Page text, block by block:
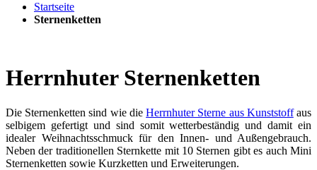
Startseite
Sternenketten
Herrnhuter Sternenketten
Die Sternenketten sind wie dieHerrnhuter Sterne aus Kunststoffaus
selbigem gefertigt und sind somit wetterbeständig und damit ein
idealer Weihnachtsschmuck für den Innen- und Außengebrauch.
Neben der traditionellen Sternkette mit 10 Sternen gibt es auch Mini
Sternenketten sowie Kurzketten und Erweiterungen.